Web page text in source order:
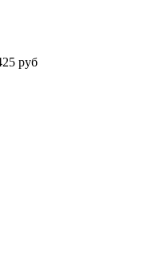
руб